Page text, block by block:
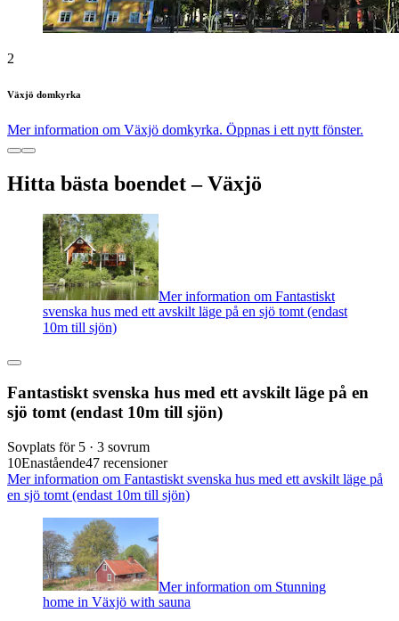
2
Växjö domkyrka
Mer information om Växjö domkyrka. Öppnas i ett nytt fönster.
Hitta bästa boendet – Växjö
Mer information om Fantastiskt
svenska hus med ett avskilt läge på en sjö tomt (endast
10m till sjön)
Fantastiskt svenska hus med ett avskilt läge på en
sjö tomt (endast 10m till sjön)
Sovplats för 5 · 3 sovrum
10Enastående47 recensioner
Mer information om Fantastiskt svenska hus med ett avskilt läge på
en sjö tomt (endast 10m till sjön)
Mer information om Stunning
home in Växjö with sauna